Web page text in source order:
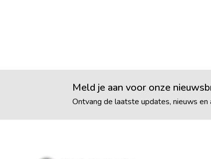
Meld je aan voor onze
Ontvang de laatste updates, nieuws en